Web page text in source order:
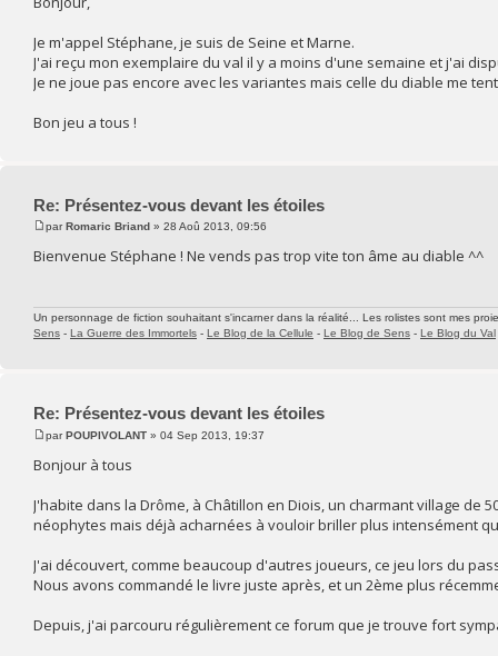
Je m'appel Stéphane, je suis de Seine et Marne.
J'ai reçu mon exemplaire du val il y a moins d'une semaine et j'ai
Je ne joue pas encore avec les variantes mais celle du diable me
Bon jeu a tous !
Re: Présentez-vous devant les étoiles
parRomaric Briand » 28 Aoû 2013, 09:56
Bienvenue Stéphane ! Ne vends pas trop vite ton âme au diable ^^
Un personnage de fiction souhaitant s'incarner dans la réalité... Les rolistes sont mes
Sens - La Guerre des Immortels - Le Blog de la Cellule - Le Blog de Sens - Le Blog du Val
Re: Présentez-vous devant les étoiles
parPOUPIVOLANT » 04 Sep 2013, 19:37
Bonjour à tous
J'habite dans la Drôme, à Châtillon en Diois, un charmant village
néophytes mais déjà acharnées à vouloir briller plus intensément
J'ai découvert, comme beaucoup d'autres joueurs, ce jeu lors du
Nous avons commandé le livre juste après, et un 2ème plus
Depuis, j'ai parcouru régulièrement ce forum que je trouve fort